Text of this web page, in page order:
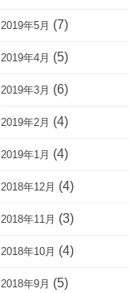
2019年5月 (7)
2019年4月 (5)
2019年3月 (6)
2019年2月 (4)
2019年1月 (4)
2018年12月 (4)
2018年11月 (3)
2018年10月 (4)
2018年9月 (5)